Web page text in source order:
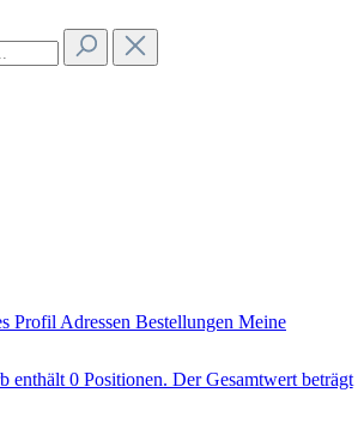
Profil Adressen Bestellungen Meine
enthält 0 Positionen. Der Gesamtwert beträgt